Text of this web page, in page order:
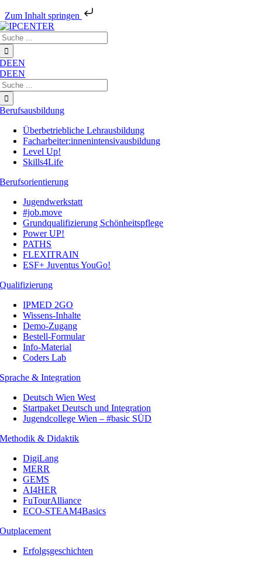
Zum Inhalt springen
Zum
Inhalt
springen
DEEN
DEEN
Berufsausbildung
Überbetriebliche Lehrausbildung
Facharbeiter:innenintensivausbildung
Level Up!
Skills4Life
Berufsorientierung
Jugendwerkstatt
#job.move
Grundqualifizierung Schönheitspflege
Power UP!
PATHS
FLEXITRAIN
ESF+ Juventus YouGo!
Qualifizierung
IPMED 2GO
Wissens-Inhalte
Demo-Zugang
Bestell-Formular
Info-Material
Coders Lab
Sprache & Integration
Deutsch Wien West
Startpaket Deutsch und Integration
Jugendcollege Wien – #basic SÜD
Methodik & Didaktik
DigiLang
MERR
GEMS
AI4HER
FuTourAlliance
ECO-STEAM4Basics
Outplacement
Erfolgsgeschichten